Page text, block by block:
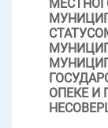
ОПЕКЕ И